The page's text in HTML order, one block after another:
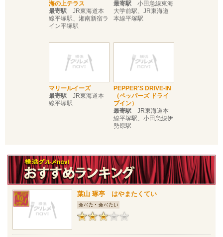
海の上テラス
最寄駅 JR東海道本
線平塚駅、湘南新宿ラ
イン平塚駅
最寄駅 小田急線東海
大学前駅、JR東海道
本線平塚駅
マリールイーズ
最寄駅 JR東海道本
線平塚駅
PEPPER'S DRIVE-IN
（ペッパーズ ドライ
ブイン）
最寄駅 JR東海道本
線平塚駅、小田急線伊
勢原駅
葉山 琢亭 はやまたくてい